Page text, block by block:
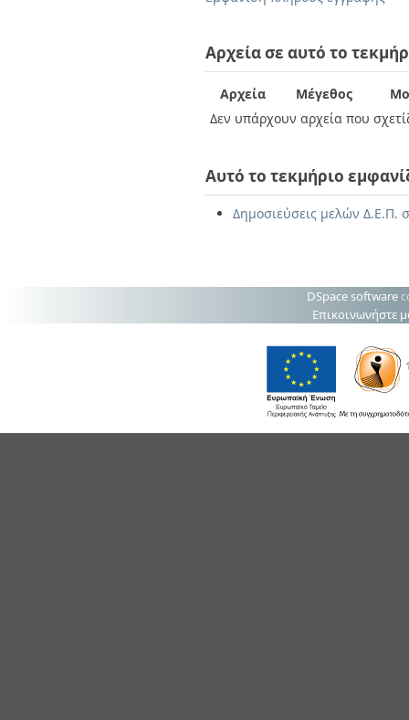
Αρχεία σε αυτό το
Αρχεία Μέγεθος
Δεν υπάρχουν αρχεία που
Αυτό το τεκμήριο
Δημοσιεύσεις μελών Δ.Ε.Π.
DSpace software
Επικοινωνήστε